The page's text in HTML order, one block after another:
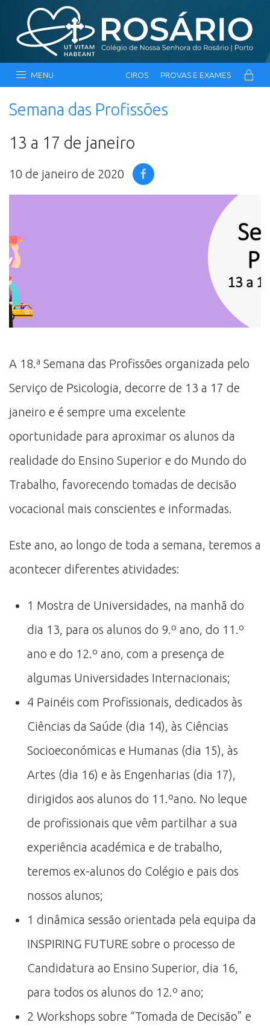
MENU CIROS PROVAS E EXAMES
Semana das Profissões
13 a 17 de janeiro
10 de janeiro de 2020
A 18.ª Semana das Profissões organizada pelo
Serviço de Psicologia, decorre de 13 a 17 de
janeiro e é sempre uma excelente
oportunidade para aproximar os alunos da
realidade do Ensino Superior e do Mundo do
Trabalho, favorecendo tomadas de decisão
vocacional mais conscientes e informadas.
Este ano, ao longo de toda a semana, teremos a
acontecer diferentes atividades:
1 Mostra de Universidades, na manhã do
dia 13, para os alunos do 9.º ano, do 11.º
ano e do 12.º ano, com a presença de
algumas Universidades Internacionais;
4 Painéis com Profissionais, dedicados às
Ciências da Saúde (dia 14), às Ciências
Socioeconómicas e Humanas (dia 15), às
Artes (dia 16) e às Engenharias (dia 17),
dirigidos aos alunos do 11.ºano. No leque
de profissionais que vêm partilhar a sua
experiência académica e de trabalho,
teremos ex-alunos do Colégio e pais dos
nossos alunos;
1 dinâmica sessão orientada pela equipa da
INSPIRING FUTURE sobre o processo de
Candidatura ao Ensino Superior, dia 16,
para todos os alunos do 12.º ano;
2 Workshops sobre “Tomada de Decisão” e